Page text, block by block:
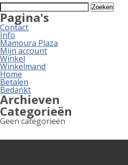
Zoeken
naar:
Pagina's
Contact
Info
Mamoura Plaza
Mijn account
Winkel
Winkelmand
Home
Betalen
Bedankt
Archieven
Categorieën
Geen categorieën